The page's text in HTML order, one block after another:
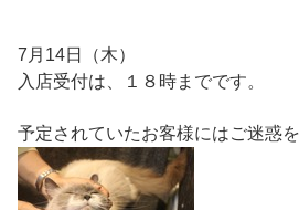
7月14日（木）
入店受付は、１８時までです。
予定されていたお客様にはご迷惑